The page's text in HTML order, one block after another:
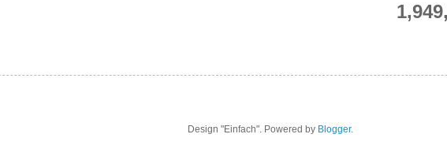
Design "Einfach". Powered by Blogger.